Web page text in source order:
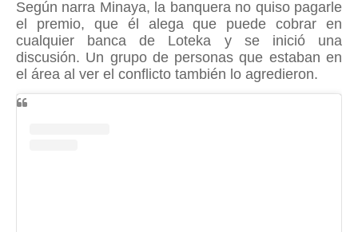
Según narra Minaya, la banquera no quiso pagarle
el premio, que él alega que puede cobrar en
cualquier banca de Loteka y se inició una
discusión. Un grupo de personas que estaban en
el área al ver el conflicto también lo agredieron.